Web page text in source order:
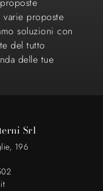
proposte
soluzioni con
del tutto
delle tue
Srl
196